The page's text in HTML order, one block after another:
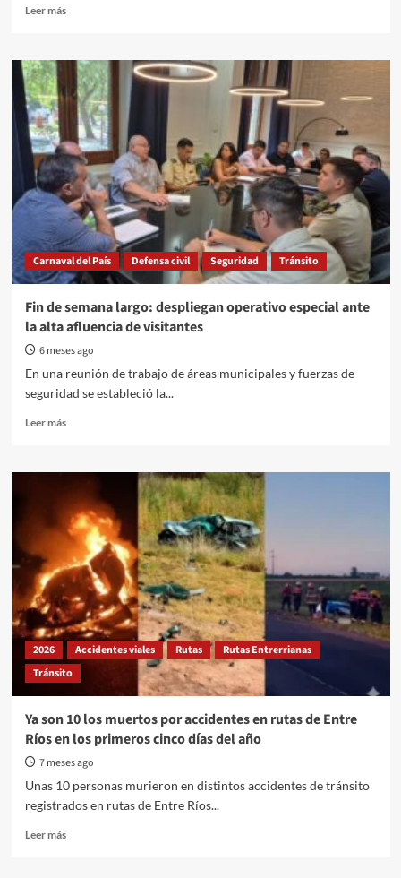
Leer másRead
Atención
Gualeguaychú:
el
sistema
fotomultas
en
semáforos
comenzará
a
regir
hoy
Carnaval del País Defensa civil Seguridad Tránsito
Fin de semana largo: despliegan operativo especial ante
la alta afluencia de visitantes
6 meses ago
En una reunión de trabajo de áreas municipales y fuerzas de
seguridad se estableció la...
Leer másRead
Fin
semana
largo:
despliegan
operativo
especial
la
alta
afluencia
de
visitantes
2026 Accidentes viales Rutas
Rutas Entrerrianas
Tránsito
Ya son 10 los muertos por accidentes en rutas de Entre
Ríos en los primeros cinco días del año
7 meses ago
Unas 10 personas murieron en distintos accidentes de tránsito
registrados en rutas de Entre Ríos...
Leer másRead